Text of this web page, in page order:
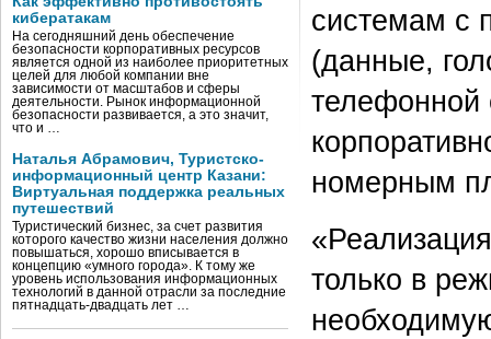
кибератакам
На сегодняшний день обеспечение
безопасности корпоративных ресурсов
является одной из наиболее приоритетных
целей для любой компании вне
зависимости от масштабов и сферы
деятельности. Рынок информационной
безопасности развивается, а это значит,
что и …
Наталья Абрамович, Туристско-
информационный центр Казани:
Виртуальная поддержка реальных
путешествий
Туристический бизнес, за счет развития
которого качество жизни населения должно
повышаться, хорошо вписывается в
концепцию «умного города». К тому же
уровень использования информационных
технологий в данной отрасли за последние
пятнадцать-двадцать лет …
системам с
(данные,
телефонной
номерным
только в